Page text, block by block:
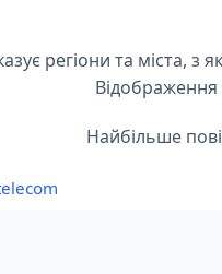
регіони та міста,
Відображення
Найбільше